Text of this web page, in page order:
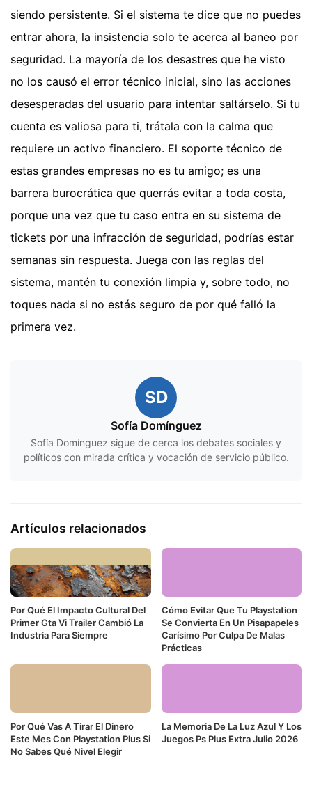
siendo persistente. Si el sistema te dice que no puedes
entrar ahora, la insistencia solo te acerca al baneo por
seguridad. La mayoría de los desastres que he visto
no los causó el error técnico inicial, sino las acciones
desesperadas del usuario para intentar saltárselo. Si tu
cuenta es valiosa para ti, trátala con la calma que
requiere un activo financiero. El soporte técnico de
estas grandes empresas no es tu amigo; es una
barrera burocrática que querrás evitar a toda costa,
porque una vez que tu caso entra en su sistema de
tickets por una infracción de seguridad, podrías estar
semanas sin respuesta. Juega con las reglas del
sistema, mantén tu conexión limpia y, sobre todo, no
toques nada si no estás seguro de por qué falló la
primera vez.
SD
Sofía Domínguez
Sofía Domínguez sigue de cerca los debates sociales y
políticos con mirada crítica y vocación de servicio público.
Artículos relacionados
Por Qué El Impacto Cultural Del
Primer Gta Vi Trailer Cambió La
Industria Para Siempre
Cómo Evitar Que Tu Playstation
Se Convierta En Un Pisapapeles
Carísimo Por Culpa De Malas
Prácticas
Por Qué Vas A Tirar El Dinero
Este Mes Con Playstation Plus Si
No Sabes Qué Nivel Elegir
La Memoria De La Luz Azul Y Los
Juegos Ps Plus Extra Julio 2026